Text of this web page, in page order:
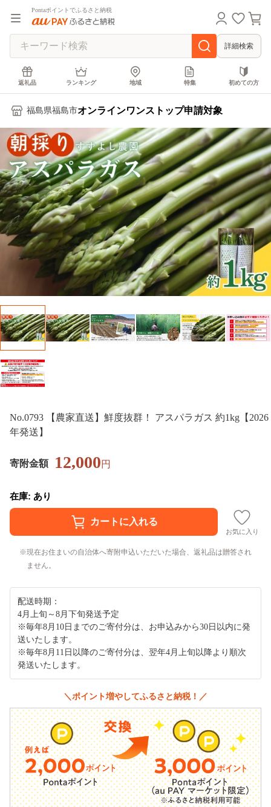
Pontaポイントでふるさと納税
詳細検索
返礼品 ランキング 地域 特集 初めての方
福島県福島市オンラインワンストップ申請対象
No.0793 【農家直送】鮮度抜群！ アスパラガス 約1kg【2026
年発送】
寄附金額 12,000円
在庫: あり
お気に入り
現在お住まいの自治体へ寄附申込いただいた場合、返礼品は贈答され
ません。
配送時期：
4月上旬～8月下旬発送予定
※毎年8月10日までのご寄付分は、お申込みから30日以内に発
送いたします。
※毎年8月11日以降のご寄付分は、翌年4月上旬以降より順次
発送いたします。
＼ポイント増やしてふるさと納税！／